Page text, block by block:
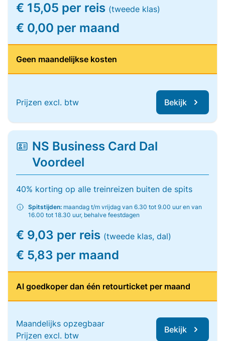
€ 15,05 per reis (tweede klas)
€ 0,00 per maand
Geen maandelijkse kosten
Prijzen excl. btw Bekijk
NS Business Card Dal
Voordeel
40% korting op alle treinreizen buiten de spits
Spitstijden: maandag t/m vrijdag van 6.30 tot 9.00 uur en van
16.00 tot 18.30 uur, behalve feestdagen
€ 9,03 per reis (tweede klas, dal)
€ 5,83 per maand
Al goedkoper dan één retourticket per maand
Maandelijks opzegbaar
Prijzen excl. btw
Bekijk